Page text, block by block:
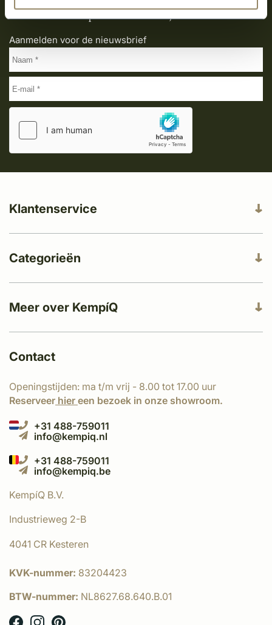
over onze kempische bouwstijl!
Aanmelden voor de nieuwsbrief
Meer over KempíQ
Klantenservice
Categorieën
Contact
Openingstijden: ma t/m vrij - 8.00 tot 17.00 uur
Reserveer hier een bezoek in onze showroom.
+31 488-759011
info@kempiq.nl
+31 488-759011
info@kempiq.be
KempíQ B.V.
Industrieweg 2-B
4041 CR Kesteren
KVK-nummer: 83204423
BTW-nummer: NL8627.68.640.B.01